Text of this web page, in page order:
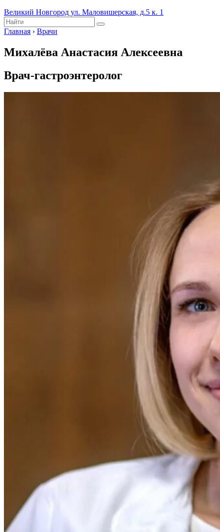
Великий Новгород ул. Маловишерская, д.5 к. 1
Главная › Врачи
Михалёва Анастасия Алексеевна
Врач-гастроэнтеролог